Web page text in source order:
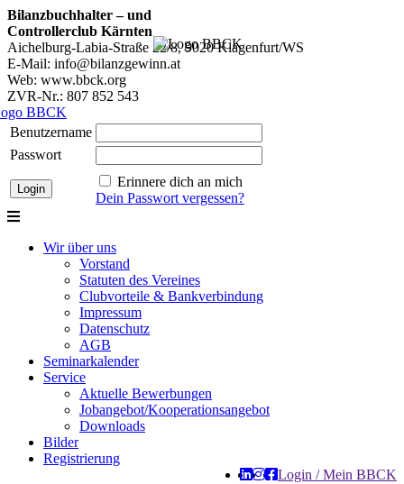
Bilanzbuchhalter – und
Controllerclub Kärnten
Aichelburg-Labia-Straße 22/8, 9020 Klagenfurt/WS
E-Mail: info@bilanzgewinn.at
Web: www.bbck.org
ZVR-Nr.: 807 852 543
Benutzername
Passwort
Erinnere dich an mich
Dein Passwort vergessen?
Wir über uns
Vorstand
Statuten des Vereines
Clubvorteile & Bankverbindung
Impressum
Datenschutz
AGB
Seminarkalender
Service
Aktuelle Bewerbungen
Jobangebot/Kooperationsangebot
Downloads
Bilder
Registrierung
Login / Mein BBCK